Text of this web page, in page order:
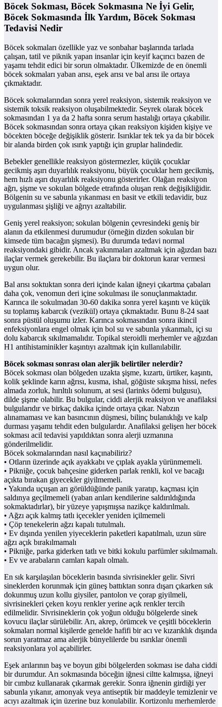
Böcek Sokması, Böcek Sokmasına Ne İyi Gelir,
Böcek Sokmasında İlk Yardım, Böcek Sokması
Tedavisi Nedir
Böcek sokmaları özellikle yaz ve sonbahar başlarında tarlada
çalışan, tatil ve piknik yapan insanlar için keyif kaçırıcı bazen de
yaşamı tehdit edici bir sorun olmaktadır. Ülkemizde de en önemli
böcek sokmaları yaban arısı, eşek arısı ve bal arısı ile ortaya
çıkmaktadır.
Böcek sokmalarından sonra yerel reaksiyon, sistemik reaksiyon ve
sistemik toksik reaksiyon oluşabilmektedir. Seyrek olarak böcek
sokmasından 1 ya da 2 hafta sonra serum hastalığı ortaya çıkabilir.
Böcek sokmasından sonra ortaya çıkan reaksiyon kişiden kişiye ve
böcekten böceğe değişiklik gösterir. Isırıklar tek tek ya da bir böcek
bir alanda birden çok ısırık yaptığı için gruplar halindedir.
Bebekler genellikle reaksiyon göstermezler, küçük çocuklar
gecikmiş aşırı duyarlılık reaksiyonu, büyük çocuklar hem gecikmiş,
hem hızlı aşırı duyarlılık reaksiyonu gösterirler. Olağan reaksiyon
ağrı, şişme ve sokulan bölgede etrafında oluşan renk değişikliğidir.
Bölgenin su ve sabunla yıkanması en basit ve etkili tedavidir, buz
uygulanması şişliği ve ağrıyı azaltabilir.
Geniş yerel reaksiyon; sokulan bölgenin çevresindeki geniş bir
alanın da etkilenmesi durumudur (örneğin dizden sokulan bir
kimsede tüm bacağın şişmesi). Bu durumda tedavi normal
reaksiyondaki gibidir. Ancak yakınmaları azaltmak için ağızdan bazı
ilaçlar vermek gerekebilir. Bu ilaçlara bir doktorun karar vermesi
uygun olur.
Bal arısı soktuktan sonra deri içinde kalan iğneyi çıkartma çabaları
daha çok, venomun deri içine sokulması ile sonuçlanmaktadır.
Karınca ile sokulmadan 30-60 dakika sonra yerel kaşıntı ve küçük
su toplamış kabarcık (vezikül) ortaya çıkmaktadır. Bunu 8-24 saat
sonra püstül oluşumu izler. Karınca sokmasından sonra ikincil
enfeksiyonlara engel olmak için bol su ve sabunla yıkanmalı, içi su
dolu kabarcık sıkılmamalıdır. Topikal steroidli merhemler ve ağızdan
H1 antihistaminikler kaşıntıyı azaltmak için kullanılabilir.
Böcek sokması sonrası olan alerjik belirtiler nelerdir?
Böcek sokması olan bölgeden uzakta şişme, kızartı, ürtiker, kaşıntı,
kolik şeklinde karın ağrısı, kusma, ishal, göğüste sıkışma hissi, nefes
almada zorluk, hırıltılı solunum, at sesi (larinks ödemi bulgusu),
dilde şişme olabilir. Bu bulgular, ciddi alerjik reaksiyon ve anafilaksi
bulgularıdır ve birkaç dakika içinde ortaya çıkar. Nabzın
alınamaması ve kan basıncının düşmesi, bilinç bulanıklığı ve kalp
durması yaşamı tehdit eden bulgulardır. Anafilaksi gelişen her böcek
sokması acil tedavisi yapıldıktan sonra alerji uzmanına
gönderilmelidir.
Böcek sokmalarından nasıl kaçınabiliriz?
• Otların üzerinde açık ayakkabı ve çıplak ayakla yürünmemeli.
• Pikniğe, çocuk bahçesine giderken parlak renkli, kol ve bacağı
açıkta bırakan giyecekler giyilmemeli.
• Yakında uçuşan arı görüldüğünde panik yaratıp, kaçması için
saldınya geçilmemeli (yaban arıları kendilerine saldırıldığında
sokmaktadırlar), bir yüzeye yapışmışsa nazikçe kaldırılmalı.
• Ağzı açık kalmış tatlı içecekler yeniden içilmemeli
• Çöp tenekelerin ağzı kapalı tutulmalı.
• Ev dışında yenilen yiyeceklerin paketleri kapatılmalı, uzun süre
ağzı açık bırakılmamalı
• Pikniğe, parka giderken tatlı ve bitki kokulu parfümler sıkılmamalı.
• Ev ve arabaların camları kapalı olmalı.
En sık karşılaşılan böceklerin basında sivrisinekler gelir. Sivri
sineklerden korunmak için güneş battıktan sonra dışarı çıkarken sık
dokunmuş uzun kollu giysiler, pantolon ve çorap giyilmeli,
sivrisinekleri çeken koyu renkler yerine açık renkler tercih
edilmelidir. Sivrisineklerin çok yoğun olduğu bölgelerde sinek
kovucu ilaçlar sürülebilir. Arı, akrep, örümcek ve çeşitli böceklerin
sokmaları normal kişilerde genelde hafifi bir acı ve kızarıklık dışında
sorun yaratmaz ama alerjik bünyelilerde bu ısırıklar önemli
reaksiyonlara yol açabilirler.
Eşek arılarının baş ve boyun gibi bölgelerden sokması ise daha ciddi
bir durumdur. Arı sokmasında böceğin iğnesi ciltte kalmışsa, iğneyi
bir cımbız kullanarak çıkarmak gerekir. Sonra iğnenin girdiği yer
sabunla yıkanır, amonyak veya antiseptik bir maddeyle temizlenir ve
acıyı azaltmak için üzerine buz konulabilir. Kortizonlu merhemlerde